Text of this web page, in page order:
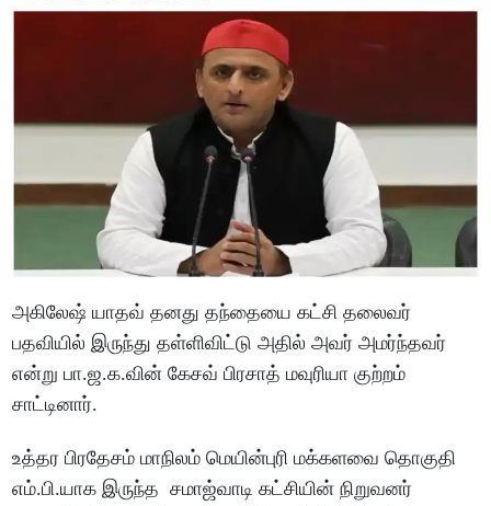
அகிலேஷ் யாதவ் தனது தந்தையை கட்சி தலைவர்
பதவியில் இருந்து தள்ளிவிட்டு அதில் அவர் அமர்ந்தவர்
என்று பா.ஜ.க.வின் கேசவ் பிரசாத் மவுரியா குற்றம்
சாட்டினார்.
உத்தர பிரதேசம் மாநிலம் மெயின்புரி மக்களவை தொகுதி
எம்.பி.யாக இருந்த சமாஜ்வாடி கட்சியின் நிறுவனர்